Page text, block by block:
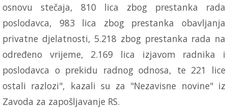
osnovu stečaja, 810 lica zbog prestanka rada
poslodavca, 983 lica zbog prestanka obavljanja
privatne djelatnosti, 5.218 zbog prestanka rada na
određeno vrijeme, 2.169 lica izjavom radnika i
poslodavca o prekidu radnog odnosa, te 221 lice
ostali razlozi", kazali su za "Nezavisne novine" iz
Zavoda za zapošljavanje RS.